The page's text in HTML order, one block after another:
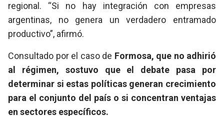
regional. “Si no hay integración con empresas
argentinas, no genera un verdadero entramado
productivo”, afirmó.
Consultado por el caso de Formosa, que no adhirió
al régimen, sostuvo que el debate pasa por
determinar si estas políticas generan crecimiento
para el conjunto del país o si concentran ventajas
en sectores específicos.